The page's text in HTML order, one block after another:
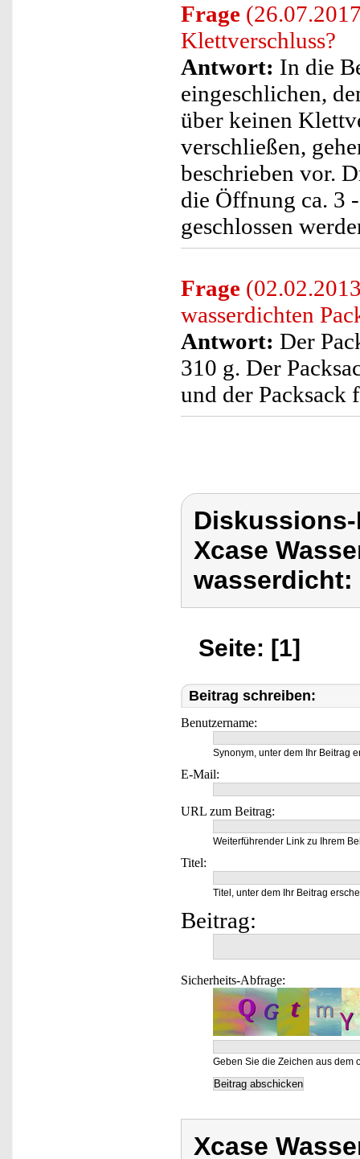
Frage
Klettverschluss?
Antwort: In die
eingeschlichen,
über keinen
verschließen,
beschrieben vor.
die Öffnung ca. 3
geschlossen
Frage
wasserdichten
Antwort: Der
310 g. Der
und der
Xcase
wasserdicht:
Seite: [1]
Beitrag schreiben:
Benutzername:
Synonym, unter dem Ihr Beitrag
E-Mail:
URL zum Beitrag:
Weiterführender Link zu Ihrem
Titel:
Titel, unter dem Ihr Beitrag
Beitrag:
Sicherheits-Abfrage:
Geben Sie die Zeichen aus dem
Xcase